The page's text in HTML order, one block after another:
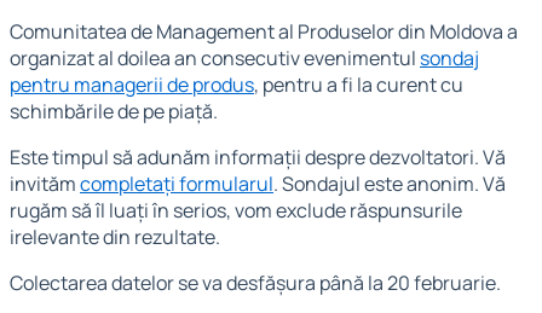
Comunitatea de Management al Produselor din Moldova a
organizat al doilea an consecutiv evenimentul sondaj
pentru managerii de produs, pentru a fi la curent cu
schimbările de pe piață.
Este timpul să adunăm informații despre dezvoltatori. Vă
invitămcompletați formularul. Sondajul este anonim. Vă
rugăm să îl luați în serios, vom exclude răspunsurile
irelevante din rezultate.
Colectarea datelor se va desfășura până la 20 februarie.